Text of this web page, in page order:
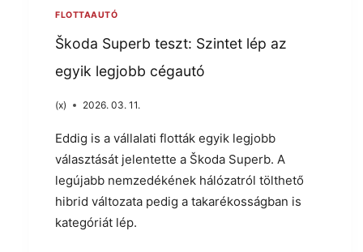
FLOTTAAUTÓ
Škoda Superb teszt: Szintet lép az
egyik legjobb cégautó
(x) 2026. 03. 11.
Eddig is a vállalati flották egyik legjobb
választását jelentette a Škoda Superb. A
legújabb nemzedékének hálózatról tölthető
hibrid változata pedig a takarékosságban is
kategóriát lép.